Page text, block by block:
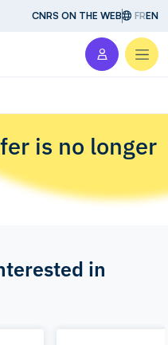
CNRS ON THE WEB FREN
is no longer
in